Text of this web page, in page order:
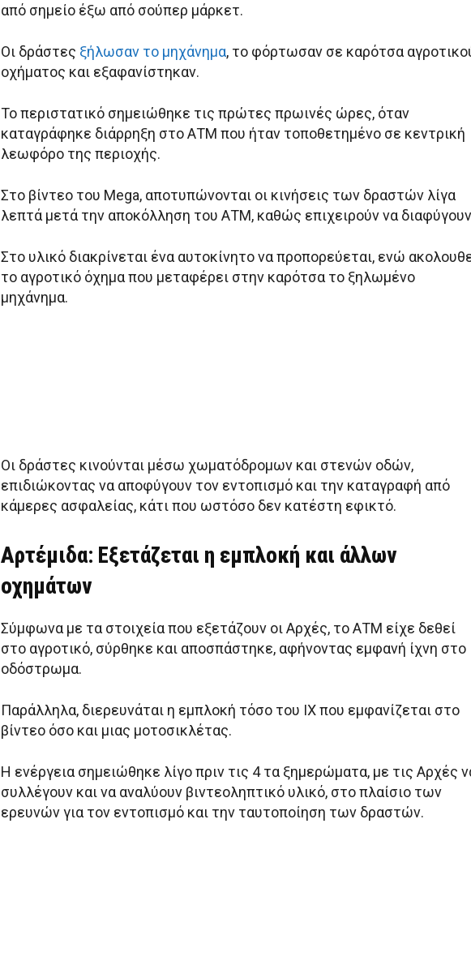
από σημείο έξω από σούπερ μάρκετ.
Οι δράστες ξήλωσαν το μηχάνημα, το φόρτωσαν σε καρότσα
οχήματος και εξαφανίστηκαν.
Το περιστατικό σημειώθηκε τις πρώτες πρωινές ώρες, όταν
καταγράφηκε διάρρηξη στο ΑΤΜ που ήταν τοποθετημένο σε κεντρική
λεωφόρο της περιοχής.
Στο βίντεο του Mega, αποτυπώνονται οι κινήσεις των δραστών λίγα
λεπτά μετά την αποκόλληση του ΑΤΜ, καθώς επιχειρούν να
Στο υλικό διακρίνεται ένα αυτοκίνητο να προπορεύεται, ενώ
το αγροτικό όχημα που μεταφέρει στην καρότσα το ξηλωμένο
μηχάνημα.
Οι δράστες κινούνται μέσω χωματόδρομων και στενών οδών,
επιδιώκοντας να αποφύγουν τον εντοπισμό και την καταγραφή από
κάμερες ασφαλείας, κάτι που ωστόσο δεν κατέστη εφικτό.
Αρτέμιδα: Εξετάζεται η εμπλοκή και άλλων
οχημάτων
Σύμφωνα με τα στοιχεία που εξετάζουν οι Αρχές, το ΑΤΜ είχε δεθεί
στο αγροτικό, σύρθηκε και αποσπάστηκε, αφήνοντας εμφανή ίχνη στο
οδόστρωμα.
Παράλληλα, διερευνάται η εμπλοκή τόσο του ΙΧ που εμφανίζεται στο
βίντεο όσο και μιας μοτοσικλέτας.
Η ενέργεια σημειώθηκε λίγο πριν τις 4 τα ξημερώματα, με τις Αρχές
συλλέγουν και να αναλύουν βιντεοληπτικό υλικό, στο πλαίσιο των
ερευνών για τον εντοπισμό και την ταυτοποίηση των δραστών.